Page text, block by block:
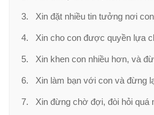
3. Xin đặt nhiều tin tưởng nơi
4. Xin cho con được quyền lựa
5. Xin khen con nhiều hơn, và
6. Xin làm bạn với con và đừng
7. Xin đừng chờ đợi, đòi hỏi quá